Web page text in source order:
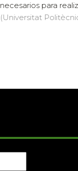
necesarios para
(Universitat